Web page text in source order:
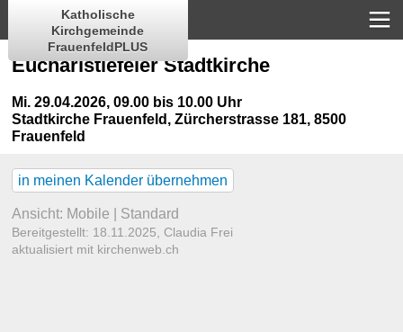
Katholische
Kirchgemeinde
FrauenfeldPLUS
Eucharistiefeier Stadtkirche
Mi. 29.04.2026, 09.00 bis 10.00 Uhr
Stadtkirche Frauenfeld ,Zürcherstrasse 181, 8500
Frauenfeld
in meinen Kalender übernehmen
Ansicht: Mobile Standard
Bereitgestellt: 18.11.2025, Claudia Frei
aktualisiert mit kirchenweb.ch